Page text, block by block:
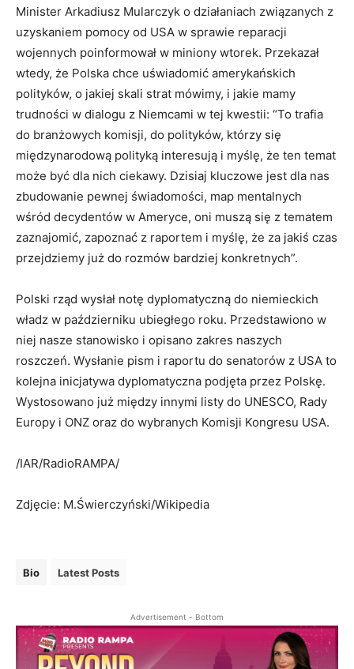
Minister Arkadiusz Mularczyk o działaniach związanych z
uzyskaniem pomocy od USA w sprawie reparacji
wojennych poinformował w miniony wtorek. Przekazał
wtedy, że Polska chce uświadomić amerykańskich
polityków, o jakiej skali strat mówimy, i jakie mamy
trudności w dialogu z Niemcami w tej kwestii: “To trafia
do branżowych komisji, do polityków, którzy się
międzynarodową polityką interesują i myślę, że ten temat
może być dla nich ciekawy. Dzisiaj kluczowe jest dla nas
zbudowanie pewnej świadomości, map mentalnych
wśród decydentów w Ameryce, oni muszą się z tematem
zaznajomić, zapoznać z raportem i myślę, że za jakiś czas
przejdziemy już do rozmów bardziej konkretnych”.
Polski rząd wysłał notę dyplomatyczną do niemieckich
władz w październiku ubiegłego roku. Przedstawiono w
niej nasze stanowisko i opisano zakres naszych
roszczeń. Wysłanie pism i raportu do senatorów z USA to
kolejna inicjatywa dyplomatyczna podjęta przez Polskę.
Wystosowano już między innymi listy do UNESCO, Rady
Europy i ONZ oraz do wybranych Komisji Kongresu USA.
/IAR/RadioRAMPA/
Zdjęcie: M.Świerczyński/Wikipedia
Bio Latest Posts
Advertisement - Bottom